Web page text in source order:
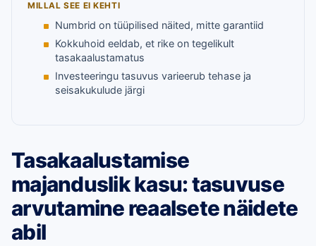
MILLAL SEE EI KEHTI
Numbrid on tüüpilised näited, mitte garantiid
Kokkuhoid eeldab, et rike on tegelikult
tasakaalustamatus
Investeeringu tasuvus varieerub tehase ja
seisakukulude järgi
Tasakaalustamise
majanduslik kasu: tasuvuse
arvutamine reaalsete näidete
abil